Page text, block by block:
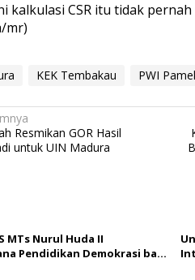
kalkulasi CSR itu tidak
mr)
KEK Tembakau PWI
Resmikan GOR Hasil
untuk UIN Madura
MTs Nurul Huda II
Pendidikan Demokrasi bagi